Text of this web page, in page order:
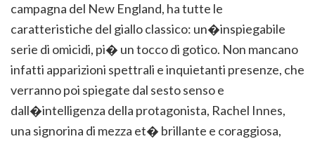
campagna del New England, ha tutte le
caratteristiche del giallo classico: un�inspiegabile
serie di omicidi, pi� un tocco di gotico. Non mancano
infatti apparizioni spettrali e inquietanti presenze, che
verranno poi spiegate dal sesto senso e
dall�intelligenza della protagonista, Rachel Innes,
una signorina di mezza et� brillante e coraggiosa,